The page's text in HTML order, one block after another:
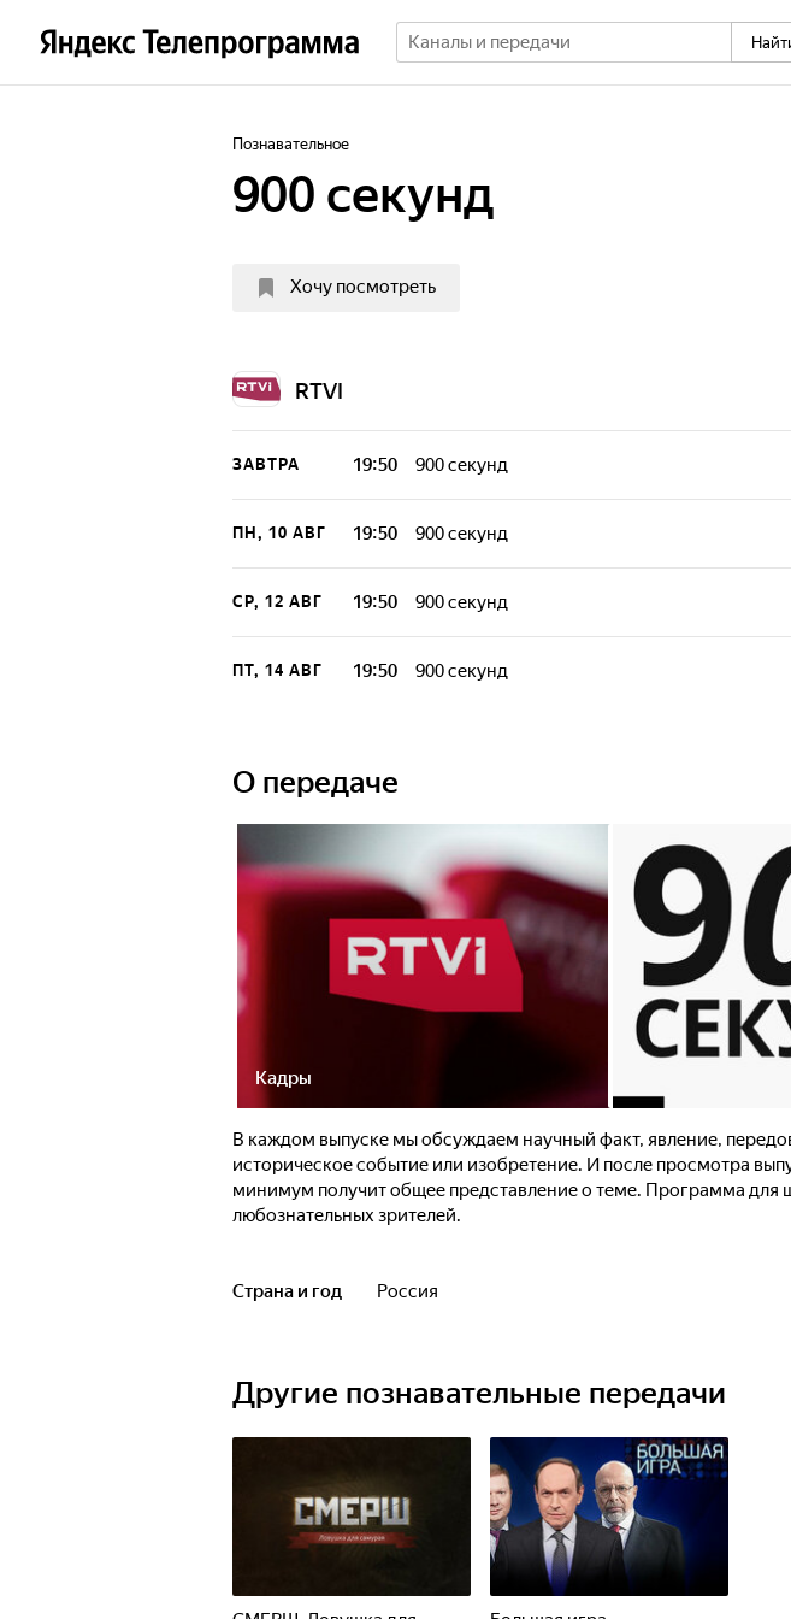
Познавательное
900 секунд
Хочу посмотреть
RTVI
ЗАВТРА 19:50 900 секунд
ПН, 10 АВГ 19:50 900 секунд
СР, 12 АВГ 19:50 900 секунд
ПТ, 14 АВГ 19:50 900 секунд
О передаче
Кадры
В каждом выпуске мы обсуждаем научный факт, явление,
историческое событие или изобретение. И после просмотра
минимум получит общее представление о теме. Программа для
любознательных зрителей.
Страна и год Россия
Другие познавательные передачи